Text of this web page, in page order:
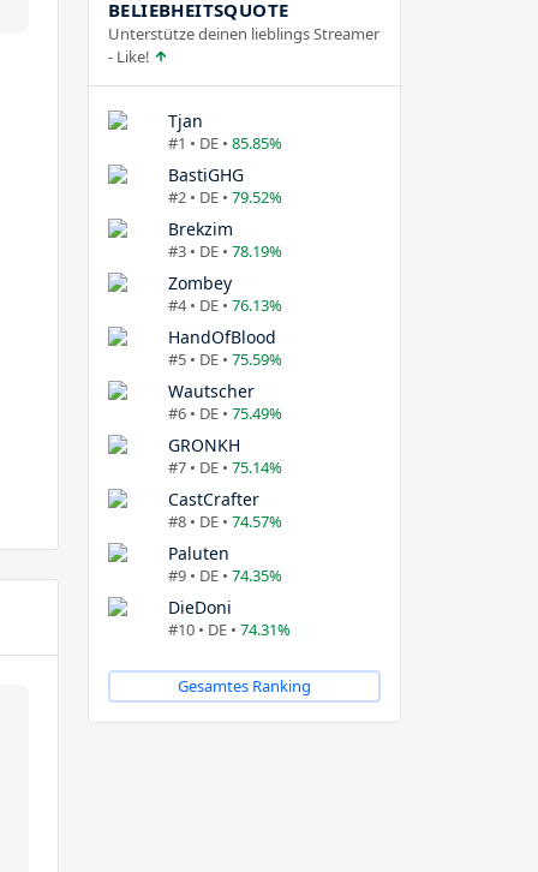
BELIEBHEITSQUOTE
Unterstütze deinen lieblings Streamer
- Like!
Tjan
#1 • DE • 85.85%
BastiGHG
#2 • DE • 79.52%
Brekzim
#3 • DE • 78.19%
Zombey
#4 • DE • 76.13%
HandOfBlood
#5 • DE • 75.59%
Wautscher
#6 • DE • 75.49%
GRONKH
#7 • DE • 75.14%
CastCrafter
#8 • DE • 74.57%
Paluten
#9 • DE • 74.35%
DieDoni
#10 • DE • 74.31%
Gesamtes Ranking